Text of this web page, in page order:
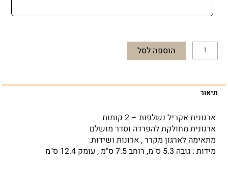
הוספה לסל
תיאור
ארגונית אקריל נשלפות – 2 קומות
ארגונית מחולקת להפרדה וסדר מושלם
מתאימה לארגון מקרר , ארונות ושידות.
מידות : גובה 5.3 ס"מ, רוחב 7.5 ס"מ , עומק 12.4 ס"מ